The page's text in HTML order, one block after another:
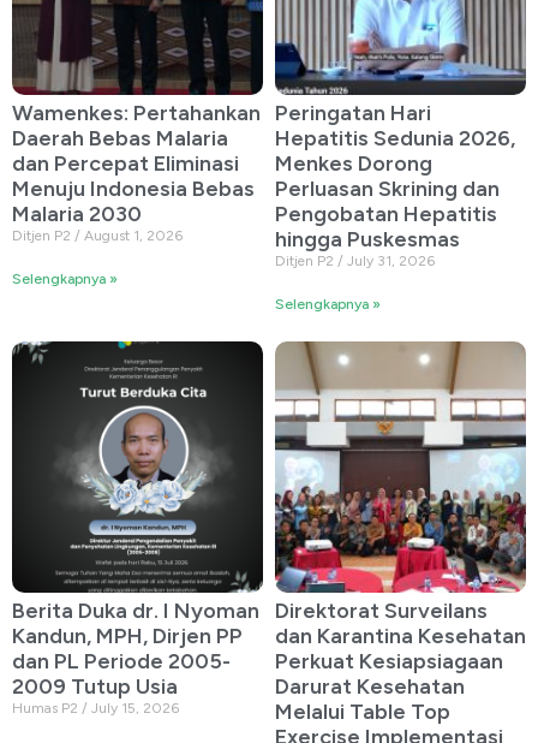
Wamenkes: Pertahankan
Daerah Bebas Malaria
dan Percepat Eliminasi
Menuju Indonesia Bebas
Malaria 2030
Ditjen P2 August 1, 2026
Selengkapnya »
Peringatan Hari
Hepatitis Sedunia 2026,
Menkes Dorong
Perluasan Skrining dan
Pengobatan Hepatitis
hingga Puskesmas
Ditjen P2 July 31, 2026
Selengkapnya »
Berita Duka dr. I Nyoman
Kandun, MPH, Dirjen PP
dan PL Periode 2005-
2009 Tutup Usia
Humas P2 July 15, 2026
Direktorat Surveilans
dan Karantina Kesehatan
Perkuat Kesiapsiagaan
Darurat Kesehatan
Melalui Table Top
Exercise Implementasi